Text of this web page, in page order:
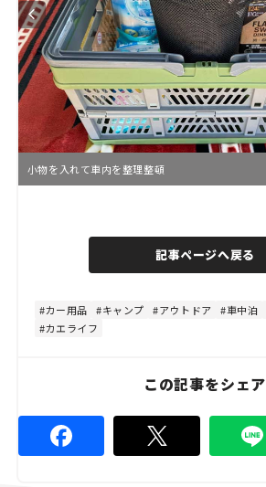
小物を入れて車内を整理整頓
e
d
8
記事ページへ戻る
カー用品 キャンプ アウトドア 車中泊
カエライフ
この記事をシェア